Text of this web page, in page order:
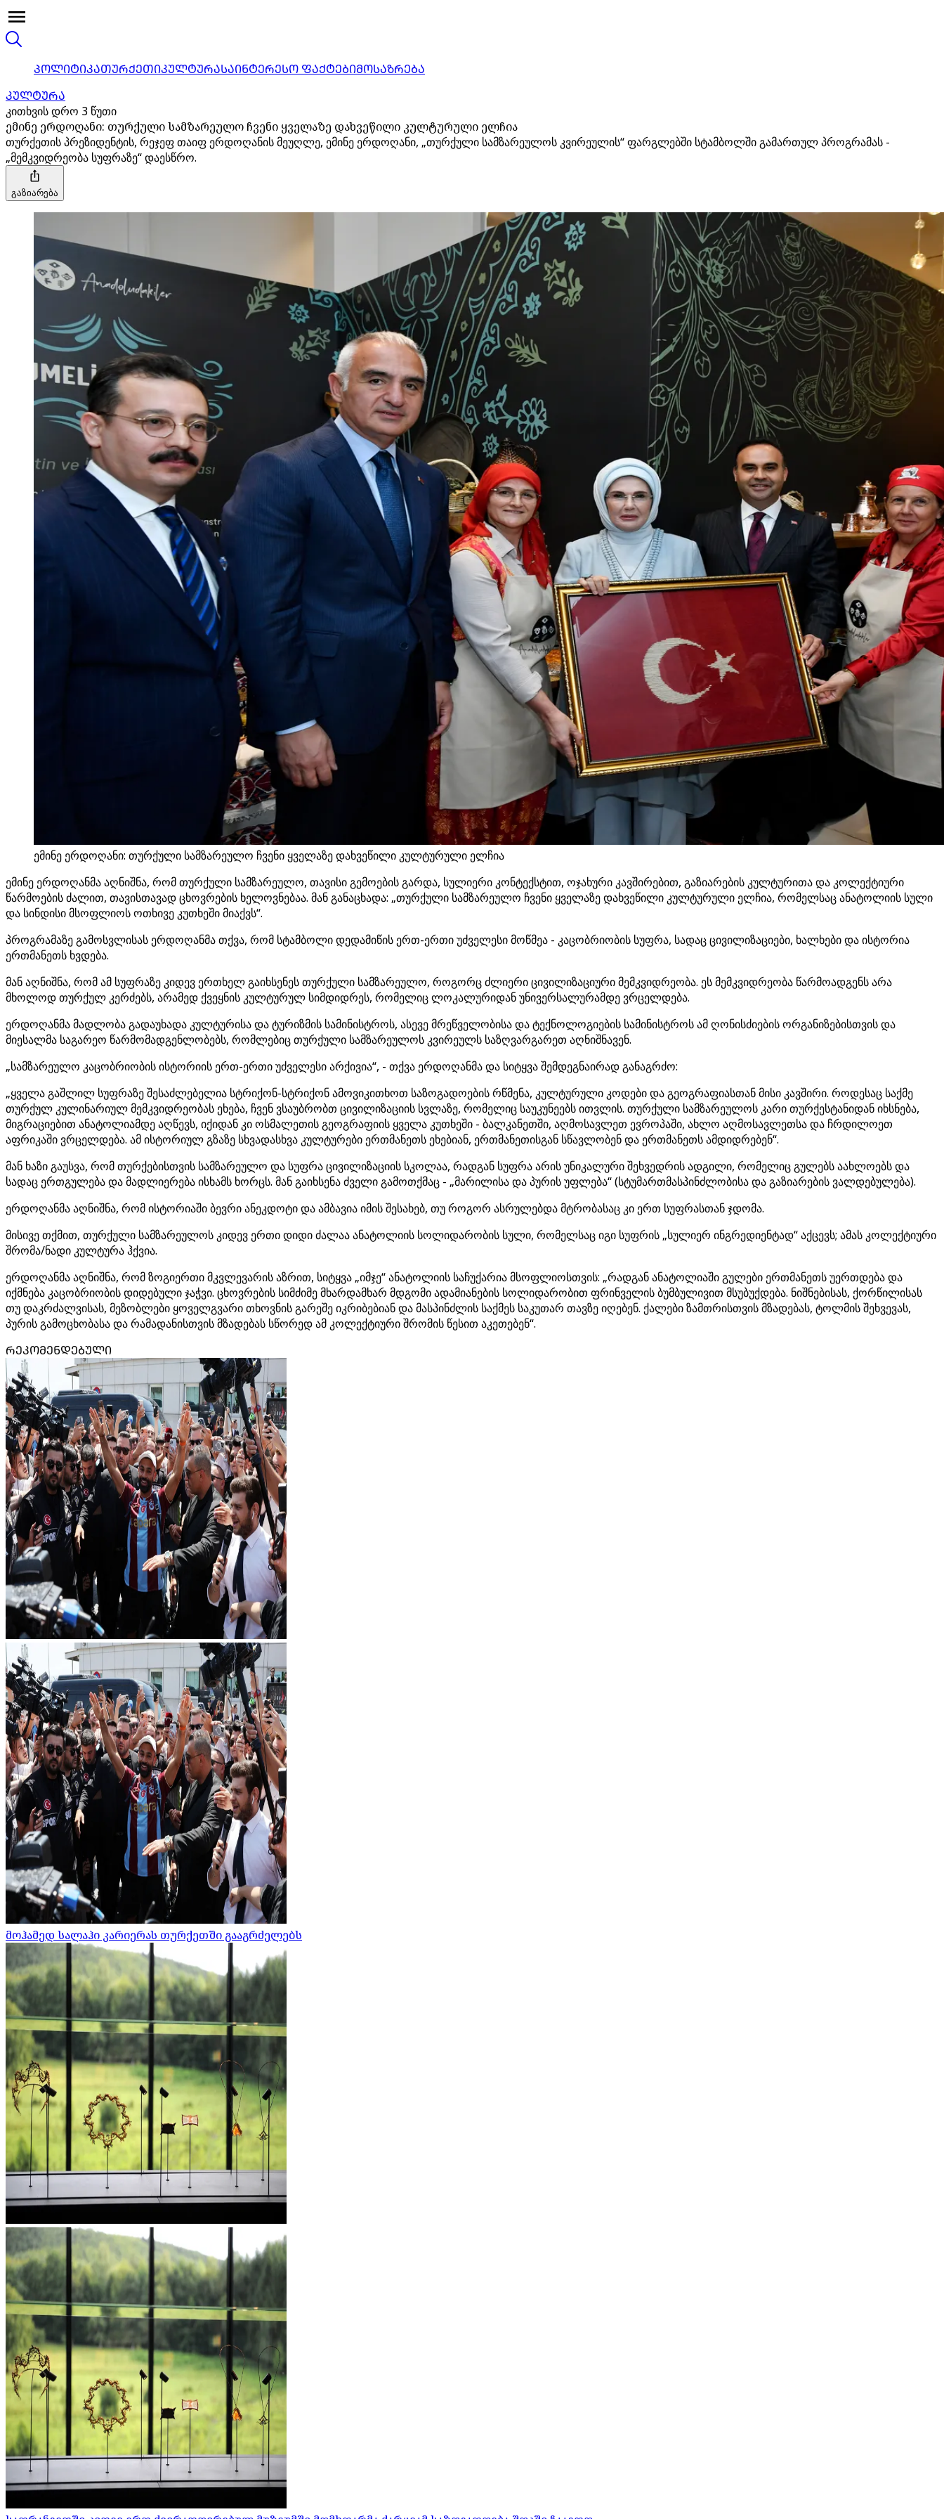
ᲞᲝᲚᲘᲢᲘᲙᲐᲗᲣᲠᲥᲔᲗᲘᲙᲣᲚᲢᲣᲠᲐᲡᲐᲘᲜᲢᲔᲠᲔᲡᲝ ᲤᲐᲥᲢᲔᲑᲘᲛᲝᲡᲐᲖᲠᲔᲑᲐ
ᲙᲣᲚᲢᲣᲠᲐ
კითხვის დრო 3 წუთი
ემინე ერდოღანი: თურქული სამზარეულო ჩვენი ყველაზე დახვეწილი კულტურული ელჩია
თურქეთის პრეზიდენტის, რეჯეფ თაიფ ერდოღანის მეუღლე, ემინე ერდოღანი, „თურქული სამზარეულოს კვირეულის“ ფარგლებში სტამბოლში გამართულ პროგრამას -
„მემკვიდრეობა სუფრაზე“ დაესწრო.
გაზიარება
ემინე ერდოღანი: თურქული სამზარეულო ჩვენი ყველაზე დახვეწილი კულტურული ელჩია
ემინე ერდოღანმა აღნიშნა, რომ თურქული სამზარეულო, თავისი გემოების გარდა, სულიერი კონტექსტით, ოჯახური კავშირებით, გაზიარების კულტურითა და კოლექტიური
წარმოების ძალით, თავისთავად ცხოვრების ხელოვნებაა. მან განაცხადა: „თურქული სამზარეულო ჩვენი ყველაზე დახვეწილი კულტურული ელჩია, რომელსაც ანატოლიის სული
და სინდისი მსოფლიოს ოთხივე კუთხეში მიაქვს“.
პროგრამაზე გამოსვლისას ერდოღანმა თქვა, რომ სტამბოლი დედამიწის ერთ-ერთი უძველესი მოწმეა - კაცობრიობის სუფრა, სადაც ცივილიზაციები, ხალხები და ისტორია
ერთმანეთს ხვდება.
მან აღნიშნა, რომ ამ სუფრაზე კიდევ ერთხელ გაიხსენეს თურქული სამზარეულო, როგორც ძლიერი ცივილიზაციური მემკვიდრეობა. ეს მემკვიდრეობა წარმოადგენს არა
მხოლოდ თურქულ კერძებს, არამედ ქვეყნის კულტურულ სიმდიდრეს, რომელიც ლოკალურიდან უნივერსალურამდე ვრცელდება.
ერდოღანმა მადლობა გადაუხადა კულტურისა და ტურიზმის სამინისტროს, ასევე მრეწველობისა და ტექნოლოგიების სამინისტროს ამ ღონისძიების ორგანიზებისთვის და
მიესალმა საგარეო წარმომადგენლობებს, რომლებიც თურქული სამზარეულოს კვირეულს საზღვარგარეთ აღნიშნავენ.
„სამზარეულო კაცობრიობის ისტორიის ერთ-ერთი უძველესი არქივია“, - თქვა ერდოღანმა და სიტყვა შემდეგნაირად განაგრძო:
„ყველა გაშლილ სუფრაზე შესაძლებელია სტრიქონ-სტრიქონ ამოვიკითხოთ საზოგადოების რწმენა, კულტურული კოდები და გეოგრაფიასთან მისი კავშირი. როდესაც საქმე
თურქულ კულინარიულ მემკვიდრეობას ეხება, ჩვენ ვსაუბრობთ ცივილიზაციის სვლაზე, რომელიც საუკუნეებს ითვლის. თურქული სამზარეულოს კარი თურქესტანიდან იხსნება,
მიგრაციებით ანატოლიამდე აღწევს, იქიდან კი ოსმალეთის გეოგრაფიის ყველა კუთხეში - ბალკანეთში, აღმოსავლეთ ევროპაში, ახლო აღმოსავლეთსა და ჩრდილოეთ
აფრიკაში ვრცელდება. ამ ისტორიულ გზაზე სხვადასხვა კულტურები ერთმანეთს ეხებიან, ერთმანეთისგან სწავლობენ და ერთმანეთს ამდიდრებენ“.
მან ხაზი გაუსვა, რომ თურქებისთვის სამზარეულო და სუფრა ცივილიზაციის სკოლაა, რადგან სუფრა არის უნიკალური შეხვედრის ადგილი, რომელიც გულებს აახლოებს და
სადაც ერთგულება და მადლიერება ისხამს ხორცს. მან გაიხსენა ძველი გამოთქმაც - „მარილისა და პურის უფლება“ (სტუმართმასპინძლობისა და გაზიარების ვალდებულება).
ერდოღანმა აღნიშნა, რომ ისტორიაში ბევრი ანეკდოტი და ამბავია იმის შესახებ, თუ როგორ ასრულებდა მტრობასაც კი ერთ სუფრასთან ჯდომა.
მისივე თქმით, თურქული სამზარეულოს კიდევ ერთი დიდი ძალაა ანატოლიის სოლიდარობის სული, რომელსაც იგი სუფრის „სულიერ ინგრედიენტად“ აქცევს; ამას კოლექტიური
შრომა/ნადი კულტურა ჰქვია.
ერდოღანმა აღნიშნა, რომ ზოგიერთი მკვლევარის აზრით, სიტყვა „იმჯე“ ანატოლიის საჩუქარია მსოფლიოსთვის: „რადგან ანატოლიაში გულები ერთმანეთს უერთდება და
იქმნება კაცობრიობის დიდებული ჯაჭვი. ცხოვრების სიმძიმე მხარდამხარ მდგომი ადამიანების სოლიდარობით ფრინველის ბუმბულივით მსუბუქდება. ნიშნებისას, ქორწილისას
თუ დაკრძალვისას, მეზობლები ყოველგვარი თხოვნის გარეშე იკრიბებიან და მასპინძლის საქმეს საკუთარ თავზე იღებენ. ქალები ზამთრისთვის მზადებას, ტოლმის შეხვევას,
პურის გამოცხობასა და რამადანისთვის მზადებას სწორედ ამ კოლექტიური შრომის წესით აკეთებენ“.
ᲠᲔᲙᲝᲛᲔᲜᲓᲔᲑᲣᲚᲘ
მოჰამედ სალაჰი კარიერას თურქეთში გააგრძელებს